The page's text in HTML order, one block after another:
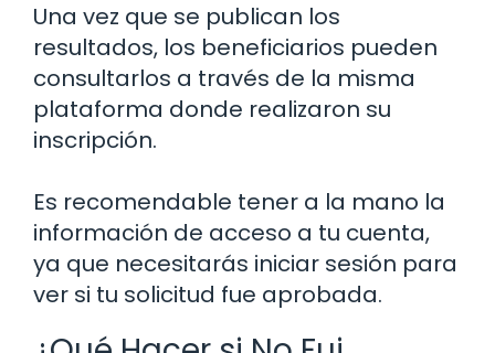
Una vez que se publican los
resultados, los beneficiarios pueden
consultarlos a través de la misma
plataforma donde realizaron su
inscripción.
Es recomendable tener a la mano la
información de acceso a tu cuenta,
ya que necesitarás iniciar sesión para
ver si tu solicitud fue aprobada.